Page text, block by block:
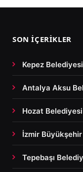
SON İÇERIKLER
Kepez
Antalya Aksu
Hozat
İzmir
Tepebaşı